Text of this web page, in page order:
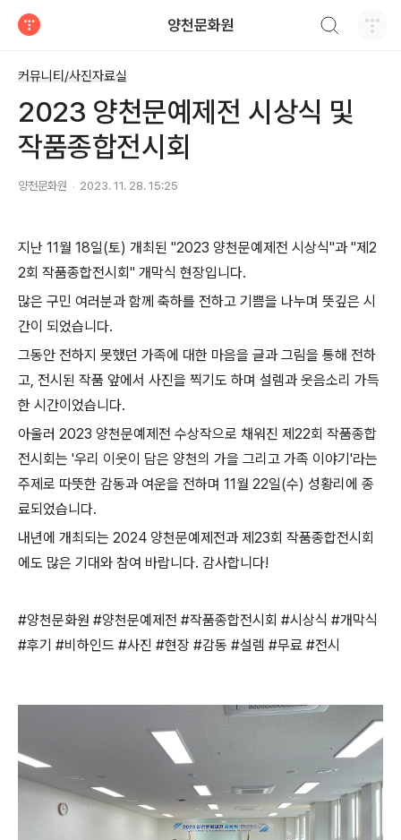
양천문화원
커뮤니티/사진자료실
2023 양천문예제전 시상식 및
작품종합전시회
양천문화원 2023. 11. 28. 15:25
지난 11월 18일(토) 개최된 "2023 양천문예제전 시상식"과 "제2
2회 작품종합전시회" 개막식 현장입니다.
많은 구민 여러분과 함께 축하를 전하고 기쁨을 나누며 뜻깊은 시
간이 되었습니다.
그동안 전하지 못했던 가족에 대한 마음을 글과 그림을 통해 전하
고, 전시된 작품 앞에서 사진을 찍기도 하며 설렘과 웃음소리 가득
한 시간이었습니다.
아울러 2023 양천문예제전 수상작으로 채워진 제22회 작품종합
전시회는 '우리 이웃이 담은 양천의 가을 그리고 가족 이야기'라는
주제로 따뜻한 감동과 여운을 전하며 11월 22일(수) 성황리에 종
료되었습니다.
내년에 개최되는 2024 양천문예제전과 제23회 작품종합전시회
에도 많은 기대와 참여 바랍니다. 감사합니다!
#양천문화원 #양천문예제전 #작품종합전시회 #시상식 #개막식
#후기 #비하인드 #사진 #현장 #감동 #설렘 #무료 #전시